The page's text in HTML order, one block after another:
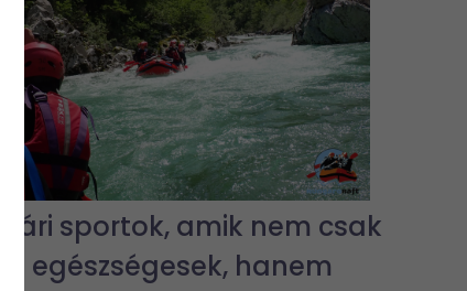
Nyári sportok, amik nem csak
egészségesek, hanem